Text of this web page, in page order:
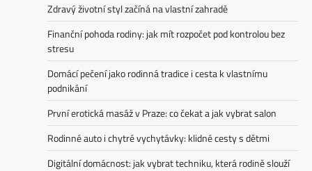
Zdravý životní styl začíná na vlastní zahradě
Finanční pohoda rodiny: jak mít rozpočet pod kontrolou bez
stresu
Domácí pečení jako rodinná tradice i cesta k vlastnímu
podnikání
První erotická masáž v Praze: co čekat a jak vybrat salon
Rodinné auto i chytré vychytávky: klidné cesty s dětmi
Digitální domácnost: jak vybrat techniku, která rodině slouží